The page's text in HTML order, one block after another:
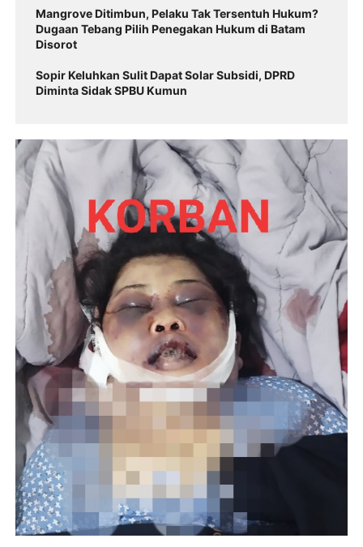
Mangrove Ditimbun, Pelaku Tak Tersentuh Hukum?
Dugaan Tebang Pilih Penegakan Hukum di Batam
Disorot
Sopir Keluhkan Sulit Dapat Solar Subsidi, DPRD
Diminta Sidak SPBU Kumun